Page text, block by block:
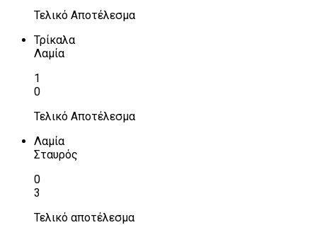
Τελικό Αποτέλεσμα
Τρίκαλα
Λαμία
1
0
Τελικό Αποτέλεσμα
Λαμία
Σταυρός
0
3
Τελικό αποτέλεσμα